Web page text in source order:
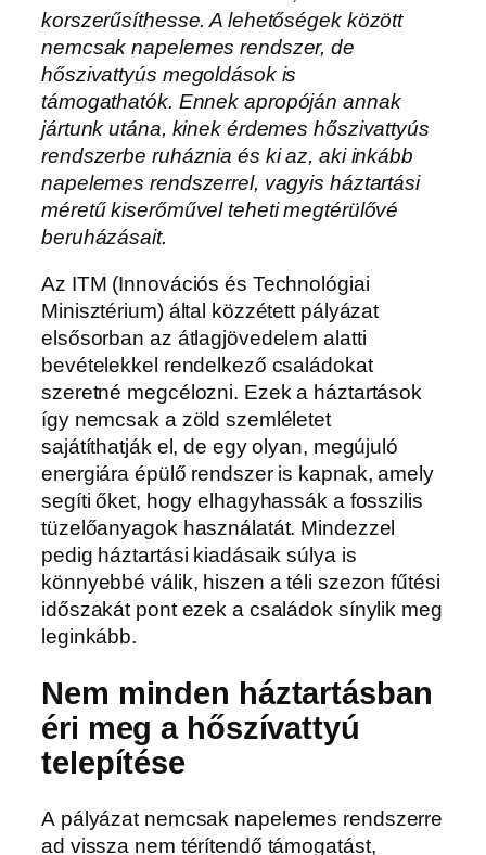
korszerűsíthesse. A lehetőségek között
nemcsak napelemes rendszer, de
hőszivattyús megoldások is
támogathatók. Ennek apropóján annak
jártunk utána, kinek érdemes hőszivattyús
rendszerbe ruháznia és ki az, aki inkább
napelemes rendszerrel, vagyis háztartási
méretű kiserőművel teheti megtérülővé
beruházásait.
Az ITM (Innovációs és Technológiai
Minisztérium) által közzétett pályázat
elsősorban az átlagjövedelem alatti
bevételekkel rendelkező családokat
szeretné megcélozni. Ezek a háztartások
így nemcsak a zöld szemléletet
sajátíthatják el, de egy olyan, megújuló
energiára épülő rendszer is kapnak, amely
segíti őket, hogy elhagyhassák a fosszilis
tüzelőanyagok használatát. Mindezzel
pedig háztartási kiadásaik súlya is
könnyebbé válik, hiszen a téli szezon fűtési
időszakát pont ezek a családok sínylik meg
leginkább.
Nem minden háztartásban
éri meg a hőszívattyú
telepítése
A pályázat nemcsak napelemes rendszerre
ad vissza nem térítendő támogatást,